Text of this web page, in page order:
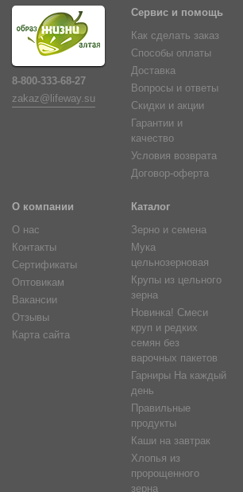
8-800-333-68-27
zakaz@lifeway.su
Сервис и помощь
Как сделать заказ
Способы оплаты
Доставка
Вопросы и ответы
Скидки и акции
Гарантии и
качество
Условия возврата
Договор-оферта
О компании
О нас
Контакты
Сертификаты
Оптовикам
Вакансии
Отзывы
Карта сайта
Каталог
Зерно и семена
Мука
цельнозерновая
Крупы из цельного
зерна
Новинка! Смеси
круп и редких
семян без
варочных пакетов
Гарниры На каждый
день
Правильные
продукты
Каши на завтрак
Хлопья из
пророщенного
зерна